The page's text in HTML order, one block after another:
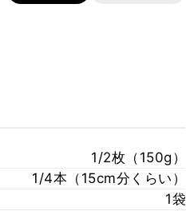
1/2枚（150g）
1/4本（15cm分くらい）
1袋